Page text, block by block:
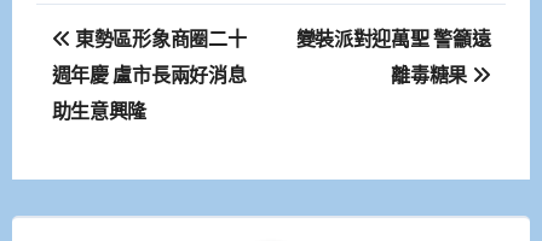
文
章
導
覽
東勢區形象商圈二十
週年慶 盧市長兩好消息
助生意興隆
變裝派對迎萬聖 警籲遠
離毒糖果